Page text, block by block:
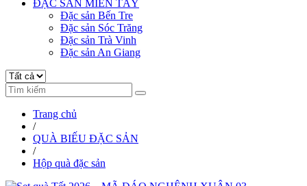
ĐẶC SẢN MIỀN TÂY
Đặc sản Bến Tre
Đặc sản Sóc Trăng
Đặc sản Trà Vinh
Đặc sản An Giang
Trang chủ
/
QUÀ BIẾU ĐẶC SẢN
/
Hộp quà đặc sản